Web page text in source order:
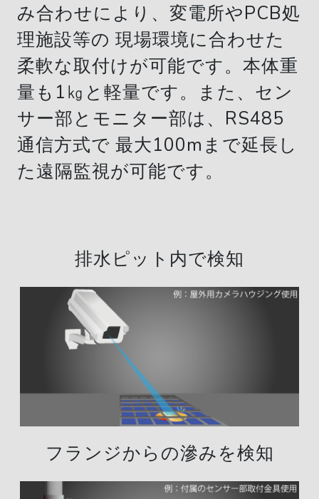
み合わせにより、変電所やPCB処
理施設等の 現場環境に合わせた
柔軟な取付けが可能です。本体重
量も1㎏と軽量です。また、セン
サー部とモニター部は、RS485
通信方式で 最大100mまで延長し
た遠隔監視が可能です。
排水ピット内で検知
フランジからの滲みを検知